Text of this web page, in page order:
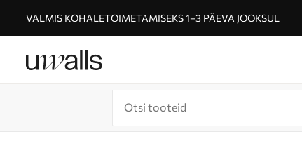
VALMIS KOHALETOIMETAMISEKS 1–3 PÄEVA JOOKSUL